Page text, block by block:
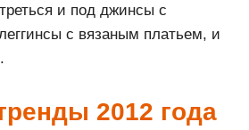
и под джинсы с
с вязаным платьем, и
2012 года